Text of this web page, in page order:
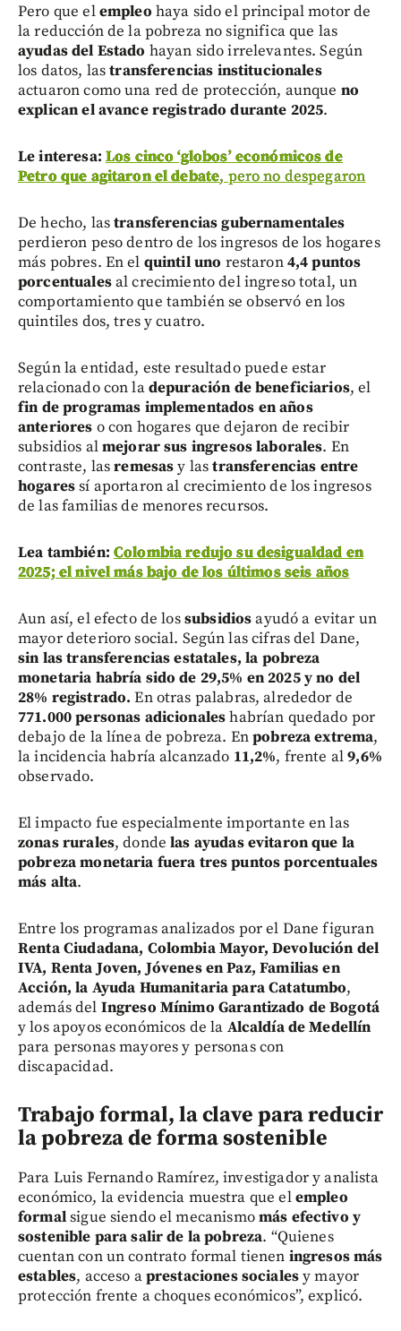
Pero que elempleo haya sido el principal motor de
la reducción de la pobreza no significa que las
ayudas del Estado hayan sido irrelevantes. Según
los datos, lastransferencias institucionales
actuaron como una red de protección, aunque no
explican el avance registrado durante 2025.
Le interesa: Los cinco ‘globos’ económicos de
Petro que agitaron el debate, pero no despegaron
De hecho, lastransferencias gubernamentales
perdieron peso dentro de los ingresos de los hogares
más pobres. En el quintil uno restaron4,4 puntos
porcentualesal crecimiento del ingreso total, un
comportamiento que también se observó en los
quintiles dos, tres y cuatro.
Según la entidad, este resultado puede estar
relacionado con ladepuración de beneficiarios, el
fin de programas implementados en años
anteriores o con hogares que dejaron de recibir
subsidios almejorar sus ingresos laborales. En
contraste, lasremesasy lastransferencias entre
hogaressí aportaron al crecimiento de los ingresos
de las familias de menores recursos.
Lea también: Colombia redujo su desigualdad en
2025; el nivel más bajo de los últimos seis años
Aun así, el efecto de lossubsidiosayudó a evitar un
mayor deterioro social. Según las cifras del Dane,
sin las transferencias estatales, la pobreza
monetaria habría sido de 29,5% en 2025 y no del
28% registrado.En otras palabras, alrededor de
771.000 personas adicionaleshabrían quedado por
debajo de la línea de pobreza. Enpobreza extrema,
la incidencia habría alcanzado 11,2%, frente al9,6%
observado.
El impacto fue especialmente importante en las
zonas rurales, dondelas ayudas evitaron que la
pobreza monetaria fuera tres puntos porcentuales
más alta.
Entre los programas analizados por el Dane figuran
Renta Ciudadana, Colombia Mayor, Devolución del
IVA, Renta Joven, Jóvenes en Paz, Familias en
Acción, la Ayuda Humanitaria para Catatumbo,
además del Ingreso Mínimo Garantizado de Bogotá
y los apoyos económicos de la Alcaldía de Medellín
para personas mayores y personas con
discapacidad.
Trabajo formal, la clave para reducir
la pobreza de forma sostenible
Para Luis Fernando Ramírez, investigador y analista
económico, la evidencia muestra que elempleo
formalsigue siendo el mecanismomás efectivo y
sostenible para salir de la pobreza. “Quienes
cuentan con un contrato formal tienen ingresos más
estables, acceso aprestaciones socialesy mayor
protección frente a choques económicos”, explicó.